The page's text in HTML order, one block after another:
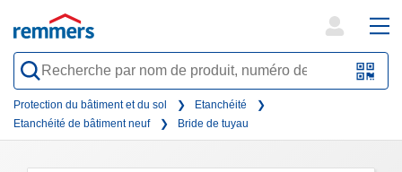
QR-
search
form
Protection du bâtiment et du sol
Etanchéité
Etanchéité de bâtiment neuf
Bride de tuyau